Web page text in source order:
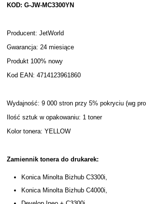
KOD: G-JW-MC3300YN
Producent: JetWorld
Gwarancja: 24 miesiące
Produkt 100% nowy
Kod EAN: 4714123961860
Wydajność: 9 000 stron przy 5% pokryciu (wg
Ilość sztuk w opakowaniu: 1 toner
Kolor tonera: YELLOW
Zamiennik tonera do drukarek:
Konica Minolta Bizhub C3300i,
Konica Minolta Bizhub C4000i,